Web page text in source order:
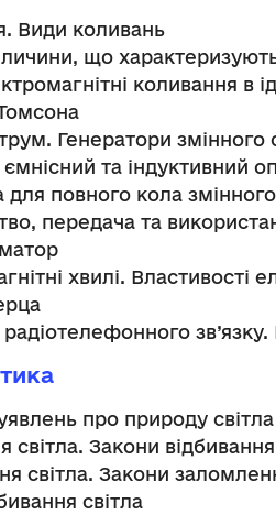
Види коливань
що
коливання в
Генератори змінного
та індуктивний
повного кола
передача та
хвилі. Властивості
про природу світла
світла. Закони відбивання
світла. Закони
світла